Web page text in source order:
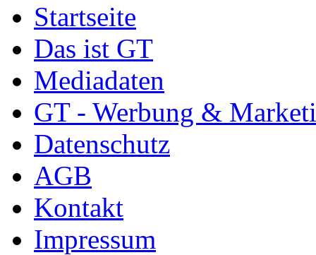
Startseite
Das ist GT
Mediadaten
GT - Werbung &
Datenschutz
AGB
Kontakt
Impressum